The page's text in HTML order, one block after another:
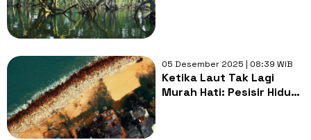
05 Desember 2025 | 08:39 WIB
Ketika Laut Tak Lagi
Murah Hati: Pesisir Hidup,